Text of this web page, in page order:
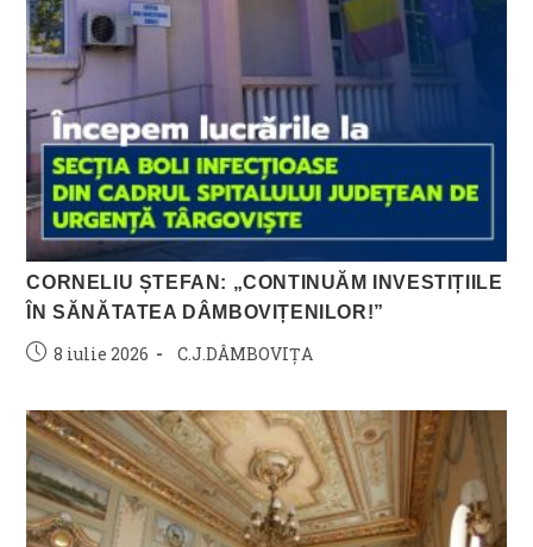
CORNELIU ȘTEFAN: „CONTINUĂM INVESTIȚIILE
ÎN SĂNĂTATEA DÂMBOVIȚENILOR!”
Post8 iulie 2026
Post
C.J.DÂMBOVIȚA